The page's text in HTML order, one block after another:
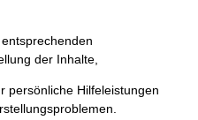
der Inhalte,
persönliche Hilfeleistungen